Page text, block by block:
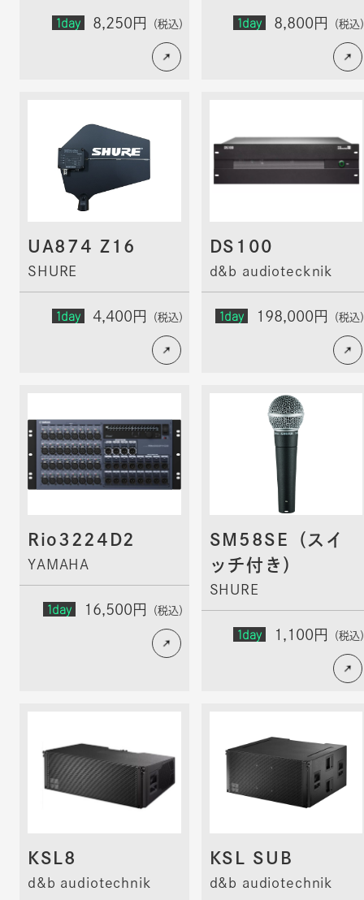
1day 8,250円 （税込） 1day 8,800円 （税込
UA874 Z16
SHURE
1day 4,400円 （税込）
DS100
d&b audiotecknik
1day 198,000円 （税込
Rio3224D2
YAMAHA
1day 16,500円 （税込）
SM58SE（スイ
ッチ付き）
SHURE
1day 1,100円 （税込
KSL8
d&b audiotechnik
KSL SUB
d&b audiotechnik